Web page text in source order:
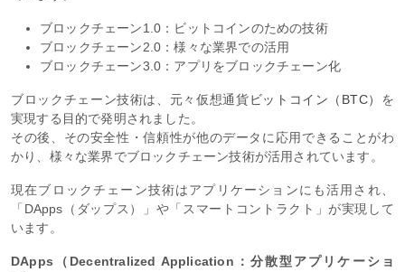
ブロックチェーン1.0：ビットコインのための技術
ブロックチェーン2.0：様々な業界での活用
ブロックチェーン3.0：アプリをブロックチェーン化
ブロックチェーン技術は、元々仮想通貨ビットコイン（BTC） を
実現する目的で発明されました。
その後、その安全性・信頼性が他のデータに応用できることがわ
かり、様々な業界でブロックチェーン技術が活用されています。
現在ブロックチェーン技術はアプリケーションにも活用され、
「DApps（ダップス）」や「スマートコントラクト」が実現して
います。
DApps（Decentralized Application：分散型アプリケーショ